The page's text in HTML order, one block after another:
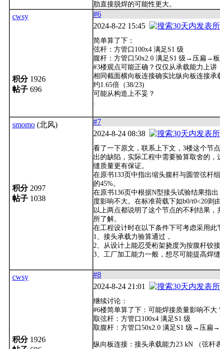
肋直接脱焊的可能性更大。
cwsy
积分1926
帖子 696
#6
2024-8-22 15:45
简单算了下：
弦杆：方管口100x4 满足S1 级
腹杆：方管口50x2.0 满足S1 级→压扁→板
#3楼观点可能正确？仅仅从承载能力上讲
相同截面横向板连接确实比纵向板连接承
约1.65倍（38/23)
可能从构造上不妥？
.
smomo (北风)
积分2097
帖子 1038
#7
2024-8-24 08:38
看了一下原文，联系上下文，3楼这个节
出的缺陷，实际工程中需要验算取舍的
缝质量更有保证。
在原书133页中指出缩头腹杆与圆管弦杆
的45%。
在原书136页中根据N型接头试验结果指
度影响不大。在标准荷载下如b0/t0<20则
以上两点都说明了这个节点的不利结果
所了解。
在工程设计时在以下条件下可考虑采用此
1、接头承载力验算通过，
2、从设计上能忍受桁架挠度为按腹杆铰
3、工厂加工能力一般，想尽可能提高焊
cwsy
积分1926
#8
2024-8-24 21:01
继续讨论：
#6楼简单算了下：可能焊接质量影响不大
取弦杆：方管口100x4 满足S1 级
取腹杆：方管口50x2.0 满足S1 级→压扁
纵向板连接：接头承载能力23 kN （弦杆